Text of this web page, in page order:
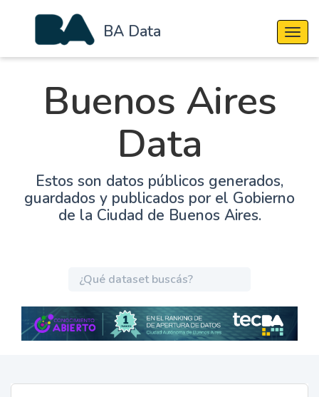
BA Data
Buenos Aires
Data
Estos son datos públicos generados,
guardados y publicados por el Gobierno
de la Ciudad de Buenos Aires.